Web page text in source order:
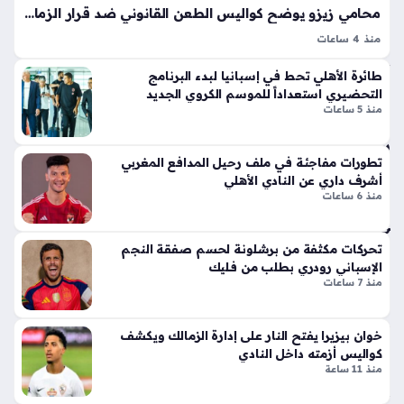
ق
أيق
ونت
ها
الج
دة
ذا
ت
ني
ع
شر
أس
طو
انة
ونا
قل
ناد
ي
طر
ابز
سب
ور
الت
رك
ي
منذ
سا
ن
إص
محامي زيزو يوضح كواليس الطعن القانوني ضد قرار الزمالك في أزمة اللاعب الأخيرة
منذ 4 ساعات
بعدما أعلن أشرف عبدالعزيز محامي اللاعب عن اتخاذ إجراءات
قانونية عاجلة تحفظ حقوق موكله تجاه النادي، حيث جاء هذا التحرك
طائرة الأهلي تحط في إسبانيا لبدء البرنامج
التحضيري استعداداً للموسم الكروي الجديد
منذ 5 ساعات
تطورات مفاجئة في ملف رحيل المدافع المغربي
أشرف داري عن النادي الأهلي
منذ 6 ساعات
تحركات مكثفة من برشلونة لحسم صفقة النجم
الإسباني رودري بطلب من فليك
منذ 7 ساعات
خوان بيزيرا يفتح النار على إدارة الزمالك ويكشف
كواليس أزمته داخل النادي
منذ 11 ساعة